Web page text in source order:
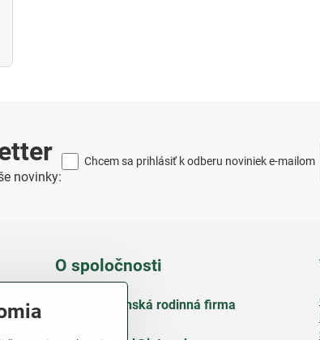
novinky:
Chcem sa prihlásiť k odberu noviniek e-mailom
O spoločnosti
Slovenská rodinná firma